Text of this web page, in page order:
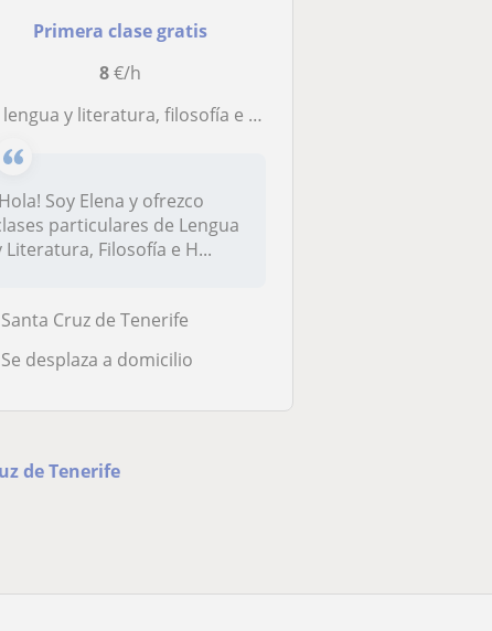
Primera clase gratis
8€/h
lengua y literatura, filosofía e historia
Soy Elena y ofrezco
particulares de Lengua
Literatura, Filosofía e H...
Santa Cruz de Tenerife
Se desplaza a domicilio
de Tenerife